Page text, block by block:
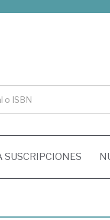
SUSCRIPCIONES